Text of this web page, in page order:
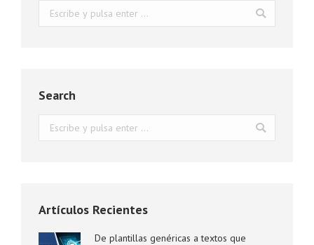
Buscar:
Search
Buscar:
Artículos Recientes
De plantillas genéricas a textos que